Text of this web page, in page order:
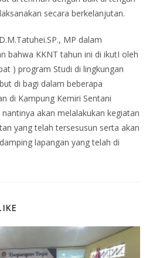
secara berkelanjutan.
MP dalam
bahwa KKNT tahun ini di ikutI oleh
) program Studi di lingkungan
di bagi dalam beberapa
di Kampung Kemiri Sentani
akan melalakukan kegiatan
yang telah tersesusun serta akan
lapangan yang telah di